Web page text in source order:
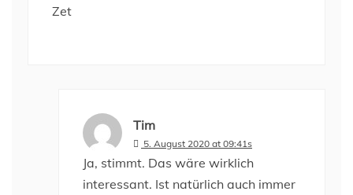
Zet
Tim
5. August 2020 at 09:41s
Ja, stimmt. Das wäre wirklich
interessant. Ist natürlich auch immer